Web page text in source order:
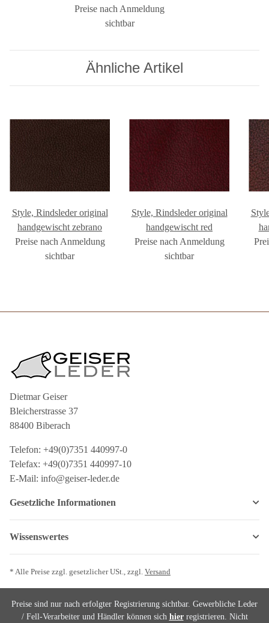
Preise nach Anmeldung
sichtbar
Ähnliche Artikel
Style, Rindsleder original
handgewischt zebrano
Preise nach Anmeldung
sichtbar
Style, Rindsleder original
handgewischt red
Preise nach Anmeldung
sichtbar
Dietmar Geiser
Bleicherstrasse 37
88400 Biberach
Telefon: +49(0)7351 440997-0
Telefax: +49(0)7351 440997-10
E-Mail: info@geiser-leder.de
Gesetzliche Informationen
Wissenswertes
* Alle Preise zzgl. gesetzlicher USt., zzgl. Versand
Preise sind nur nach erfolgter Registrierung sichtbar. Gewerbliche Leder
/ Fell-Verarbeiter und Händler können sich hierregistrieren. Nicht